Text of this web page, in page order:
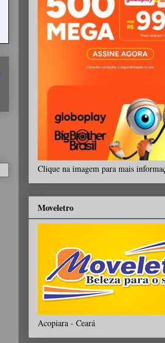
Clique na imagem para mais
Moveletro
Acopiara - Ceará